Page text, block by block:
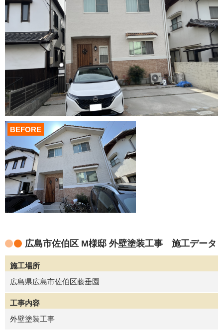
BEFORE
広島市佐伯区 M様邸 外壁塗装工事 施工データ
施工場所
広島県広島市佐伯区藤垂園
工事内容
外壁塗装工事